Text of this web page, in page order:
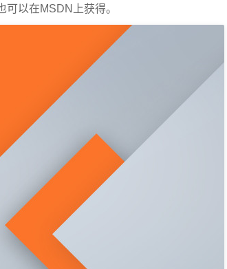
以在MSDN上获得。